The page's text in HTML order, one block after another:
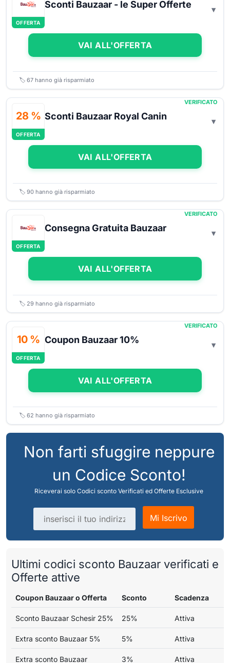
OFFERTA
Sconti Bauzaar - le Super Offerte
VAI ALL'OFFERTA
🏷️ 67 hanno già risparmiato
28 %
OFFERTA
VERIFICATO
Sconti Bauzaar Royal Canin
VAI ALL'OFFERTA
🏷️ 90 hanno già risparmiato
OFFERTA
VERIFICATO
Consegna Gratuita Bauzaar
VAI ALL'OFFERTA
🏷️ 29 hanno già risparmiato
10 %
OFFERTA
VERIFICATO
Coupon Bauzaar 10%
VAI ALL'OFFERTA
🏷️ 62 hanno già risparmiato
Non farti sfuggire neppure
un Codice Sconto!
Riceverai solo Codici sconto Verificati ed Offerte Esclusive
Indirizzo email
Mi Iscrivo
Ultimi codici sconto Bauzaar verificati e
Offerte attive
Coupon Bauzaar o Offerta Sconto Scadenza
Sconto Bauzaar Schesir 25% 25% Attiva
Extra sconto Bauzaar 5% 5% Attiva
Extra sconto Bauzaar 3% Attiva